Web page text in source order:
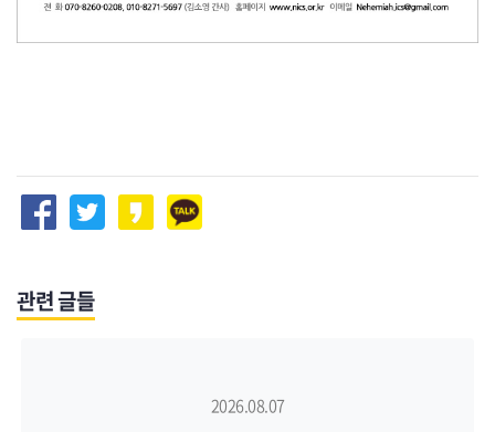
관련 글들
2026.08.07